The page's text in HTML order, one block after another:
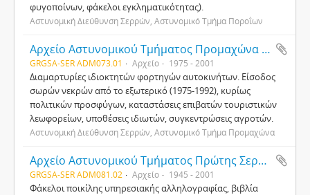
φυγοποίνων, φάκελοι εγκληματικότητας).
Αστυνομική Διεύθυνση Σερρών, Αστυνομικό Τμήμα Ποροΐων
Αρχείο Αστυνομικού Τμήματος Προμαχώνα Σερρών
GRGSA-SER ADM073.01 Αρχείο 1975 - 2001
Διαμαρτυρίες ιδιοκτητών φορτηγών αυτοκινήτων. Είσοδος
σωρών νεκρών από το εξωτερικό (1975-1992), κυρίως
πολιτικών προσφύγων, καταστάσεις επιβατών τουριστικών
λεωφορείων, υποθέσεις ιδιωτών, συγκεντρώσεις αγροτών.
Αστυνομική Διεύθυνση Σερρών, Αστυνομικό Τμήμα Προμαχώνα
Αρχείο Αστυνομικού Τμήματος Πρώτης Σερρών
GRGSA-SER ADM081.02 Αρχείο 1945 - 2001
Φάκελοι ποικίλης υπηρεσιακής αλληλογραφίας, βιβλία